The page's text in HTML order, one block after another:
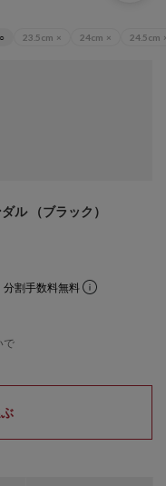
○ 23.5cm × 24cm × 24.5cm
ル （ブラック）
分割手数料無料
で